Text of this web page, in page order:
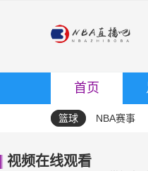
首页
篮球 NBA赛事
视频在线观看